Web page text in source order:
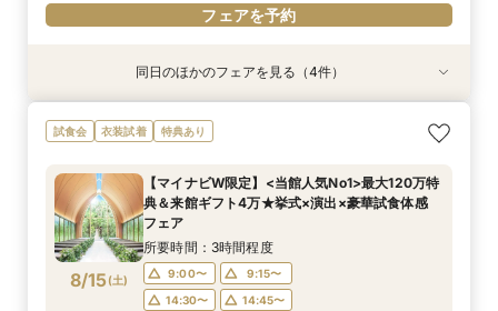
フェアを予約
特典あり
8/14(金)
【初めての見学にオススメ】見積りまでしっかり
相談★全館見学
11:00〜
12:00〜
14:00〜
18:00〜
フェアを予約
8/14(金)
【遠方の方◎オンライン相談会】スマホで簡単！
豪華5大特典付き
11:00〜
13:00〜
14:00〜
18:00〜
フェアを予約
特典あり
8/14(金)
【10名～会食プラン】貸切邸宅で叶える少人数ウ
エディング相談会
11:00〜
12:00〜
14:00〜
18:00〜
フェアを予約
特典あり
8/14(金)
【フォト・ベビー服選べる特典有】安心マタニ
ティ相談会
11:00〜
12:00〜
14:00〜
18:00〜
フェアを予約
同日のほかのフェアを見る（4件）
試食会 衣装試着 特典あり
8/15(土)
【マイナビW限定】<当館人気No1>最大120万特
典＆来館ギフト4万★挙式×演出×豪華試食体感
フェア
所要時間：3時間程度
9:00〜
9:15〜
14:30〜
14:45〜